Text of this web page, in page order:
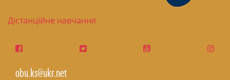
Дістанційне навчання
obu.ks@ukr.net